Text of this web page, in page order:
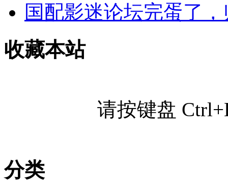
国配影迷论坛完蛋了
收藏本站
请按键盘
分类